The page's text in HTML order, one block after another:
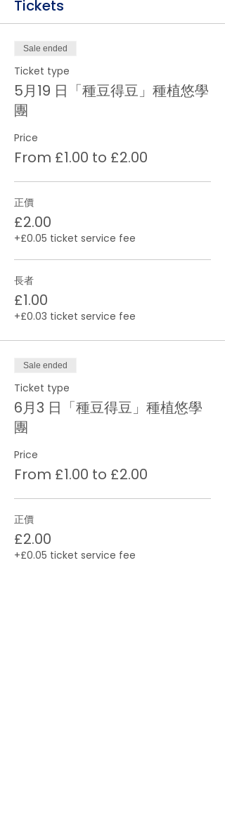
Tickets
Sale ended
Ticket type
5月19 日「種豆得豆」種植悠學
團
Price
From £1.00 to £2.00
正價
£2.00
+£0.05 ticket service fee
長者
£1.00
+£0.03 ticket service fee
Sale ended
Ticket type
6月3 日「種豆得豆」種植悠學
團
Price
From £1.00 to £2.00
正價
£2.00
+£0.05 ticket service fee